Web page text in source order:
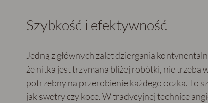
Szybkość i efektywność
Jedną z głównych zalet dziergania
że nitka jest trzymana bliżej robótki, nie trzeba
potrzebny na przerobienie każdego oczka. To
jak swetry czy koce. W tradycyjnej technice